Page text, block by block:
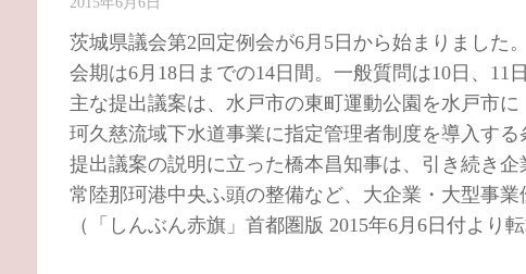
茨城県議会第2回定例会が6月5日から始まりました。
会期は6月18日までの14日間。一般質問は10日、11
主な提出議案は、水戸市の東町運動公園を水戸市
珂久慈流域下水道事業に指定管理者制度を導入する
提出議案の説明に立った橋本昌知事は、引き続き
常陸那珂港中央ふ頭の整備など、大企業・大型事業
（「しんぶん赤旗」首都圏版 2015年6月6日付より転